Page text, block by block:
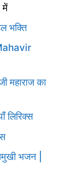
में
भक्ति
महाराज का
लिरिक्स
भजन |